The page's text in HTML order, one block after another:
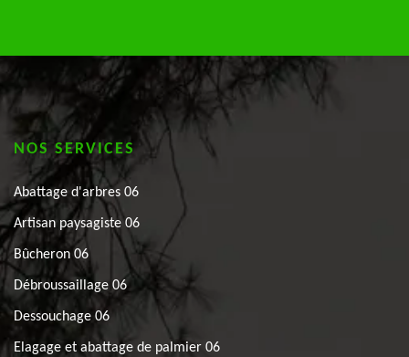
NOS SERVICES
Abattage d'arbres 06
Artisan paysagiste 06
Bûcheron 06
Débroussaillage 06
Dessouchage 06
Elagage et abattage de palmier 06